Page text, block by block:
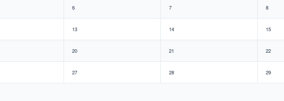
6 7 8
13 14 15
20 21 22
27 28 29